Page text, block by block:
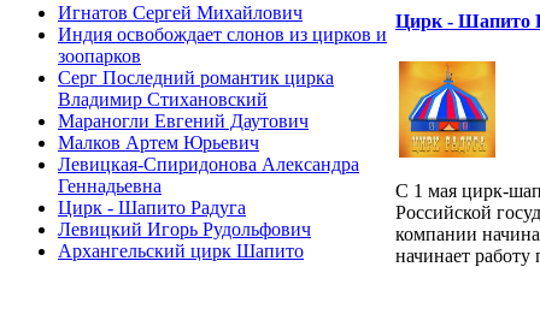
Игнатов Сергей Михайлович
Индия освобождает слонов из цирков и
зоопарков
Серг Последний романтик цирка
Владимир Стихановский
Мараногли Евгений Даутович
Малков Артем Юрьевич
Левицкая-Спиридонова Александра
Геннадьевна
Цирк - Шапито Радуга
Левицкий Игорь Рудольфович
Архангельский цирк Шапито
Цирк - Шапито
С 1 мая цирк-
Российской
компании
начинает работу